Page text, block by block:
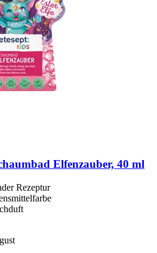
Elfenzauber, 40 ml
Rezeptur